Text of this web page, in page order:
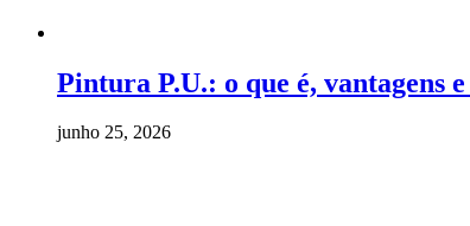
Pintura P.U.: o que é, vantagens
junho 25, 2026